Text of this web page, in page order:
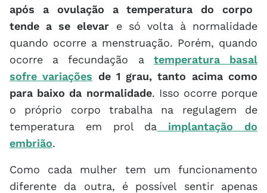
após a ovulação a temperatura do corpo
tende a se elevar e só volta à normalidade
quando ocorre a menstruação. Porém, quando
ocorre a fecundação a temperatura basal
sofre variações de 1 grau, tanto acima como
para baixo da normalidade. Isso ocorre porque
o próprio corpo trabalha na regulagem de
temperatura em prol da implantação do
embrião.
Como cada mulher tem um funcionamento
diferente da outra, é possível sentir apenas